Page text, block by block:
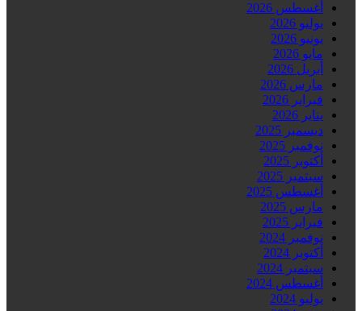
أغسطس 2026
يوليو 2026
يونيو 2026
مايو 2026
أبريل 2026
مارس 2026
فبراير 2026
يناير 2026
ديسمبر 2025
نوفمبر 2025
أكتوبر 2025
سبتمبر 2025
أغسطس 2025
مارس 2025
فبراير 2025
نوفمبر 2024
أكتوبر 2024
سبتمبر 2024
أغسطس 2024
يوليو 2024